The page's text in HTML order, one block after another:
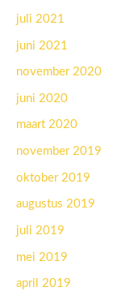
juli 2021
juni 2021
november 2020
juni 2020
maart 2020
november 2019
oktober 2019
augustus 2019
juli 2019
mei 2019
april 2019